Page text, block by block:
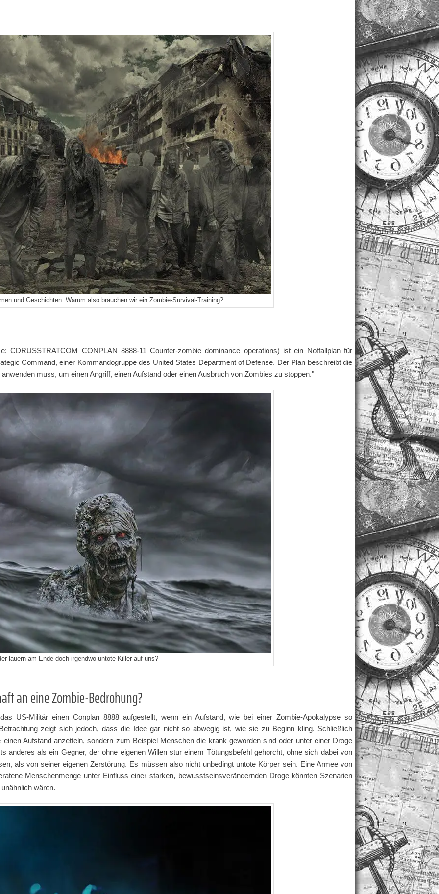
und Geschichten. Warum also brauchen wir ein Zombie-Survival-Training?
CDRUSSTRATCOM CONPLAN 8888-11 Counter-zombie dominance operations) ist ein Notfallplan für
Command, einer Kommandogruppe des United States Department of Defense. Der Plan beschreibt die
muss, um einen Angriff, einen Aufstand oder einen Ausbruch von Zombies zu stoppen."
lauern am Ende doch irgendwo untote Killer auf uns?
an eine Zombie-Bedrohung?
US-Militär einen Conplan 8888 aufgestellt, wenn ein Aufstand, wie bei einer Zombie-Apokalypse so
zeigt sich jedoch, dass die Idee gar nicht so abwegig ist, wie sie zu Beginn kling. Schließlich
Aufstand anzetteln, sondern zum Beispiel Menschen die krank geworden sind oder unter einer Droge
anderes als ein Gegner, der ohne eigenen Willen stur einem Tötungsbefehl gehorcht, ohne sich dabei von
als von seiner eigenen Zerstörung. Es müssen also nicht unbedingt untote Körper sein. Eine Armee von
Menschenmenge unter Einfluss einer starken, bewusstseinsverändernden Droge könnten Szenarien
wären.